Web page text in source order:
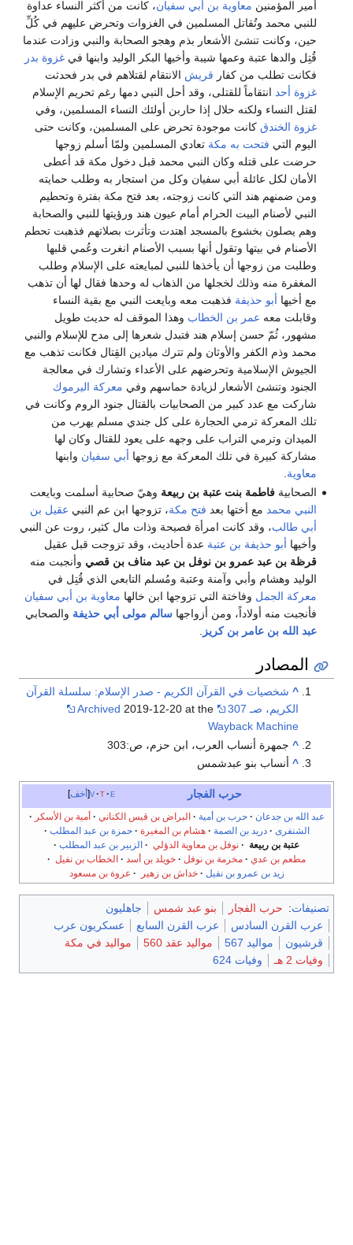
أمير المؤمنين معاوية بن أبي سفيان، كانت من أكثر النساء عداوة
للنبي محمد وتُقاتل المسلمين في الغزوات وتحرض عليهم في كُلِّ
حين، وكانت تنشئ الأشعار بذم وهجو الصحابة والنبي وزادت عندما
قُتِل والدها عتبة وعمها شيبة وأخيها البكر الوليد وابنها فيغزوة بدر
فكانت تطلب من كفار قريش الانتقام لقتلاهم في بدر فحدثت
غزوة أحد انتقاماً للقتلى، وقد أحل النبي دمها رغم تحريم الإسلام
لقتل النساء ولكنه حلال إذا حاربن أولئك النساء المسلمين، وفي
غزوة الخندق كانت موجودة تحرض على المسلمين، وكانت حتى
اليوم التي فتحت به مكة تعادي المسلمين ولمّا أسلم زوجها
حرضت على قتله وكان النبي محمد قبل دخول مكة قد أعطى
الأمان لكل عائلة أبي سفيان وكل من استجار به وطلب حمايته
ومن ضمنهم هند التي كانت زوجته، بعد فتح مكة بفترة وتحطيم
النبي لأصنام البيت الحرام أمام عيون هند ورؤيتها للنبي والصحابة
وهم يصلون بخشوع بالمسجد اهتدت وتأثرت بصلاتهم فذهبت تحطم
الأصنام في بيتها وتقول أنها بسبب الأصنام انغرت وعُمي قلبها
وطلبت من زوجها أن يأخذها للنبي لمبايعته على الإسلام وطلب
المغفرة منه وذلك لخجلها من الذهاب له وحدها فقال لها أن تذهب
مع أخيها أبو حذيفة فذهبت معه وبايعت النبي مع بقية النساء
وقابلت معه عمر بن الخطاب وهذا الموقف له حديث طويل
مشهور، ثُمّ حسن إسلام هند فتبدل شعرها إلى مدح للإسلام والنبي
محمد وذم الكفر والأوثان ولم تترك ميادين القِتال فكانت تذهب مع
الجيوش الإسلامية وتحرضهم على الأعداء وتشارك في معالجة
الجنود وتنشئ الأشعار لزيادة حماسهم وفي معركة اليرموك
شاركت مع عدد كبير من الصحابيات بالقتال جنود الروم وكانت في
تلك المعركة ترمي الحجارة على كل جندي مسلم يهرب من
الميدان وترمي التراب على وجهه على يعود للقتال وكان لها
مشاركة كبيرة في تلك المعركة مع زوجها أبي سفيان وابنها
معاوية.
الصحابيةفاطمة بنت عتبة بن ربيعة وهيّ صحابية أسلمت وبايعت
النبي محمد مع أختها بعد فتح مكة، تزوجها ابن عم النبي عقيل بن
أبي طالب، وقد كانت امرأة فصيحة وذات مال كثير، روت عن النبي
وأخيها أبو حذيفة بن عتبة عدة أحاديث، وقد تزوجت قبل عقيل
قرظة بن عبد عمرو بن نوفل بن عبد مناف بن قصي وأنجبت منه
الوليد وهشام وأبي وآمنة وعتبة ومُسلم التابعي الذي قُتِل في
معركة الجمل وفاختة التي تزوجها ابن خالها معاوية بن أبي سفيان
فأنجبت منه أولاداً، ومن أزواجهاسالم مولى أبي حذيفة والصحابي
عبد الله بن عامر بن كريز
المصادر
^ شخصيات في القرآن الكريم - صدر الإسلام: سلسلة القرآن
الكريم، صـ 307
Archived 2019-12-20 at the
Wayback Machine
^ جمهرة أنساب العرب، ابن حزم، ص:303
^ أنساب بنو عبدشمس
أخف v t e حرب الفجار
عبد الله بن جدعان · حرب بن أمية · البراض بن قيس الكناني · أمية بن الأسكر ·
الشنفرى · دريد بن الصمة · هشام بن المغيرة · حمزة بن عبد المطلب ·
عتبة بن ربيعة · نوفل بن معاوية الدؤلي · الزبير بن عبد المطلب ·
مطعم بن عدي · مخرمة بن نوفل · خويلد بن أسد · الخطاب بن نفيل ·
زيد بن عمرو بن نفيل · خداش بن زهير · عروة بن مسعود
تصنيفات: حرب الفجار بنو عبد شمس
جاهليون
عرب القرن السادس
عرب القرن السابع
عسكريون عرب
قرشيون
مواليد 567 مواليد عقد 560
مواليد في مكة
وفيات 2 هـ
وفيات 624